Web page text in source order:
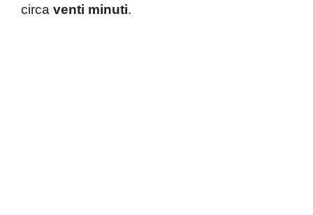
circa venti minuti.